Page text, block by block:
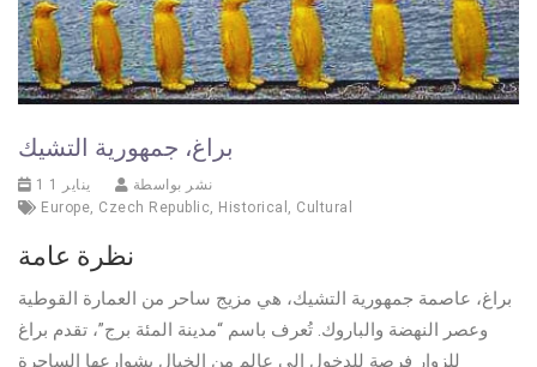
براغ، جمهورية التشيك
1 يناير 1
نشر بواسطة
Europe, Czech Republic, Historical , Cultural
نظرة عامة
براغ، عاصمة جمهورية التشيك، هي مزيج ساحر من العمارة القوطية
وعصر النهضة والباروك. تُعرف باسم “مدينة المئة برج”، تقدم براغ
للزوار فرصة للدخول إلى عالم من الخيال بشوارعها الساحرة